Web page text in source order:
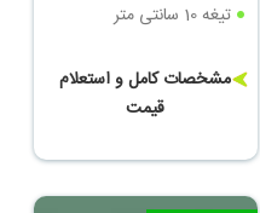
تیغه 10 سانتی متر
مشخصات کامل و استعلام
قیمت